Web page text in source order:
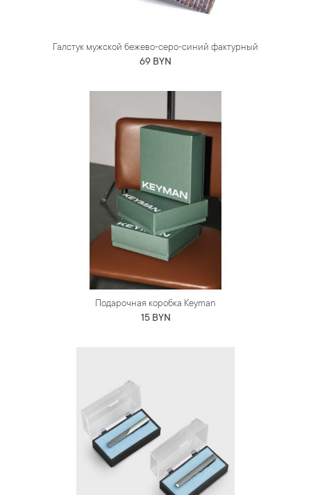
Галстук мужской бежево-серо-синий фактурный
69 BYN
Подарочная коробка Keyman
15 BYN